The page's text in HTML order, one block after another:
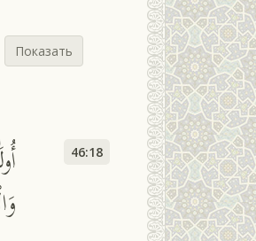
Показать
46:18